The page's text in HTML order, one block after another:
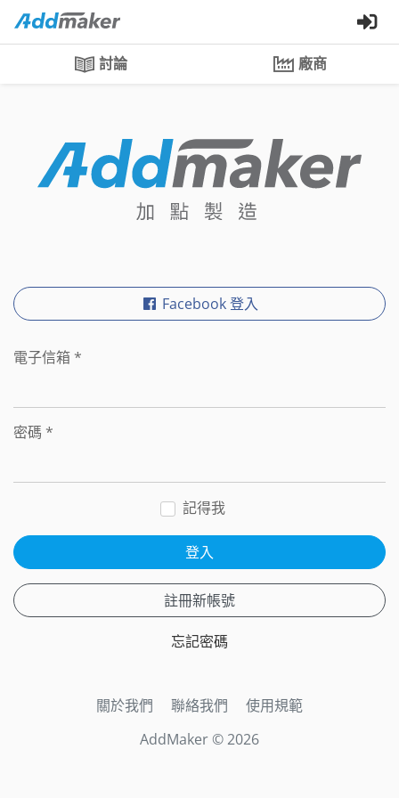
討論 廠商
Facebook 登入
電子信箱 *
密碼 *
記得我
登入
註冊新帳號
忘記密碼
關於我們 聯絡我們
使用規範
AddMaker © 2026